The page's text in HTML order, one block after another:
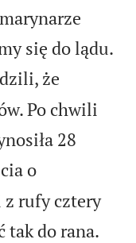
się do lądu.
że
Po chwili
28
o
z rufy cztery
tak do rana.